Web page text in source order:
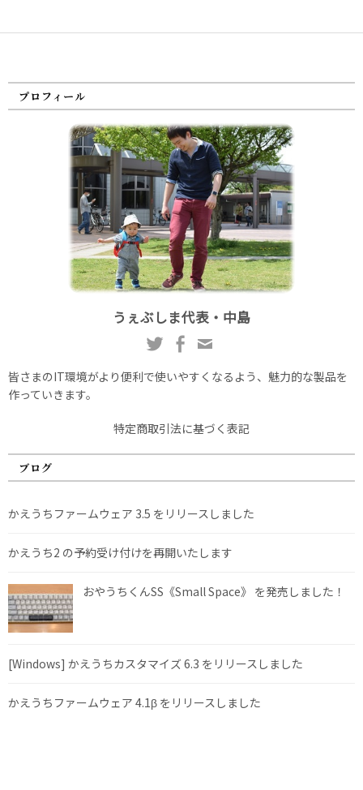
プロフィール
うぇぶしま代表・中島
皆さまのIT環境がより便利で使いやすくなるよう、魅力的な製品を
作っていきます。
特定商取引法に基づく表記
ブログ
かえうちファームウェア 3.5 をリリースしました
かえうち2 の予約受け付けを再開いたします
おやうちくんSS《Small Space》 を発売しました！
[Windows] かえうちカスタマイズ 6.3 をリリースしました
かえうちファームウェア 4.1β をリリースしました